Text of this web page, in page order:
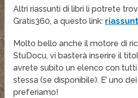
Altri riassunti di libri li potrete
Gratis360, a questo link:
Molto bello anche il motore di
StuDocu, vi basterà inserire il
avrete subito un elenco con tutti
stessa (se disponibile). E’ uno
preferiamo!